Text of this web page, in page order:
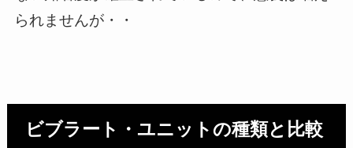
られませんが・・
ビブラート・ユニットの種類と比較